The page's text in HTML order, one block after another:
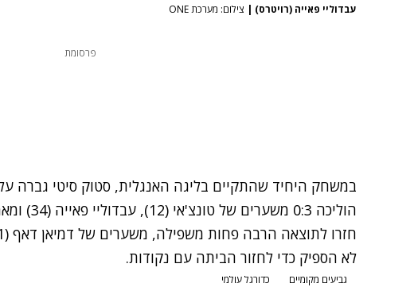
עבדוליי פאייה (רויטרס) | צילום: מערכת ONE
פרסומת
לא הספיק כדי לחזור הביתה עם נקודות.
גביעים מקומיים כדורגל עולמי